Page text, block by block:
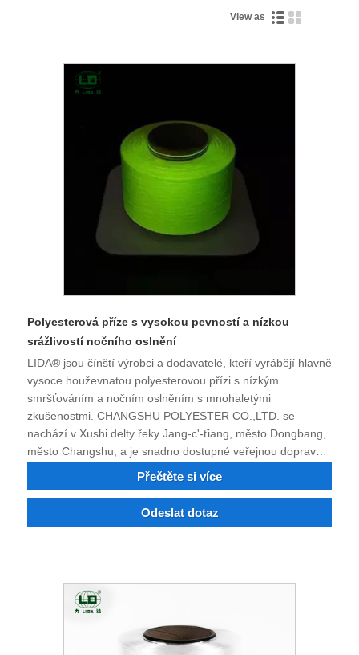
View as
Polyesterová příze s vysokou pevností a nízkou
srážlivostí nočního oslnění
LIDA® jsou čínští výrobci a dodavatelé, kteří vyrábějí hlavně
vysoce houževnatou polyesterovou přízi s nízkým
smršťováním a nočním oslněním s mnohaletými
zkušenostmi. CHANGSHU POLYESTER CO.,LTD. se
nachází v Xushi delty řeky Jang-c'-ťiang, město Dongbang,
město Changshu, a je snadno dostupné veřejnou dopravou.
Továrna, která byla založena v roce 1983, integruje
průmyslovou přízi. Po čtyřiceti letech nepřízně osudu,
Přečtěte si více
Odeslat dotaz